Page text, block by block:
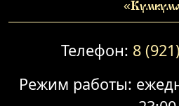
Телефон: 8
Режим работы: